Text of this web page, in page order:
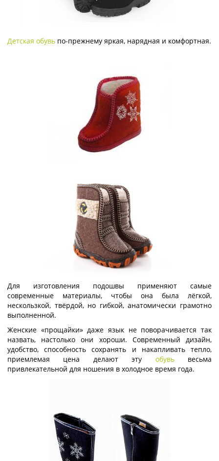
Детская обувь по-прежнему яркая, нарядная и комфортная.
Для изготовления подошвы применяют самые
современные материалы, чтобы она была лёгкой,
нескользкой, твёрдой, но гибкой, анатомически грамотно
выполненной.
Женские «прощайки» даже язык не поворачивается так
назвать, настолько они хороши. Современный дизайн,
удобство, способность сохранять и накапливать тепло,
приемлемая цена делают эту обувьвесьма
привлекательной для ношения в холодное время года.